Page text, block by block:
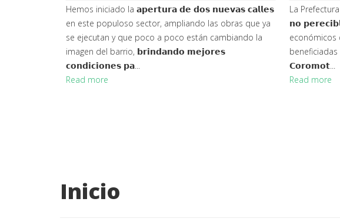
Hemos iniciado la 𝗮𝗽𝗲𝗿𝘁𝘂𝗿𝗮 𝗱𝗲 𝗱𝗼𝘀 𝗻𝘂𝗲𝘃𝗮𝘀 𝗰𝗮𝗹𝗹𝗲𝘀
en este populoso sector, ampliando las obras que ya
se ejecutan y que poco a poco están cambiando la
imagen del barrio, 𝗯𝗿𝗶𝗻𝗱𝗮𝗻𝗱𝗼 𝗺𝗲𝗷𝗼𝗿𝗲𝘀
𝗰𝗼𝗻𝗱𝗶𝗰𝗶𝗼𝗻𝗲𝘀 𝗽𝗮...
Read more
La
𝗻𝗼
económicos
𝗖𝗼𝗿𝗼𝗺𝗼𝘁...
Read more
Inicio